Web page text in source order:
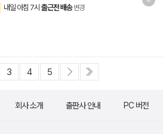
내일 아침 7시 출근전 배송 변경
3 4 5
회사 소개 출판사 안내 PC 버전